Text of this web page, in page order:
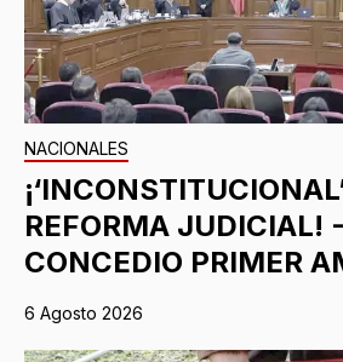
NACIONALES
REFORMA JUDICIAL!
CONCEDIO PRIMER
6 Agosto 2026